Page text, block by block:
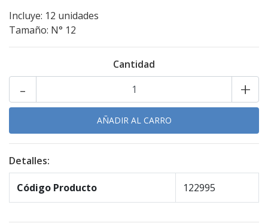
Incluye: 12 unidades
Tamaño: N° 12
Cantidad
+
-
Detalles:
Código Producto 122995